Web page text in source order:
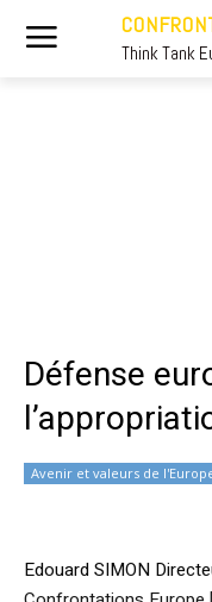
Think Tank
Défense
Avenir et valeurs de
Edouard SIMON